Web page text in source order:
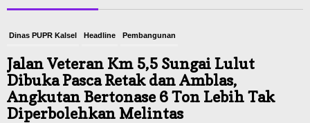
Dinas PUPR Kalsel Headline Pembangunan
Jalan Veteran Km 5,5 Sungai Lulut
Dibuka Pasca Retak dan Amblas,
Angkutan Bertonase 6 Ton Lebih Tak
Diperbolehkan Melintas